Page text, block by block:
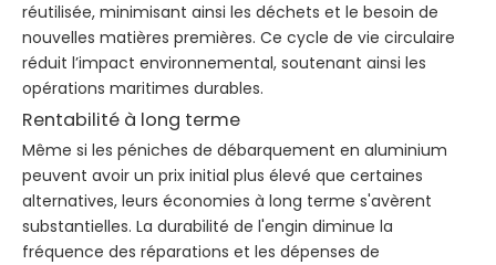
réutilisée, minimisant ainsi les déchets et le besoin de
nouvelles matières premières. Ce cycle de vie circulaire
réduit l’impact environnemental, soutenant ainsi les
opérations maritimes durables.
Rentabilité à long terme
Même si les péniches de débarquement en aluminium
peuvent avoir un prix initial plus élevé que certaines
alternatives, leurs économies à long terme s'avèrent
substantielles. La durabilité de l'engin diminue la
fréquence des réparations et les dépenses de